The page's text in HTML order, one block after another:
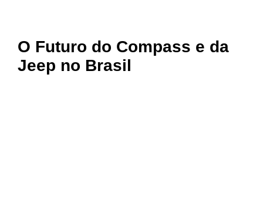
O Futuro do Compass e da
Jeep no Brasil